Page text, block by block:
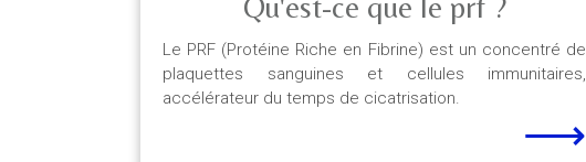
Le PRF (Protéine Riche en Fibrine) est un concentré de
plaquettes sanguines et cellules immunitaires,
accélérateur du temps de cicatrisation.
⟶